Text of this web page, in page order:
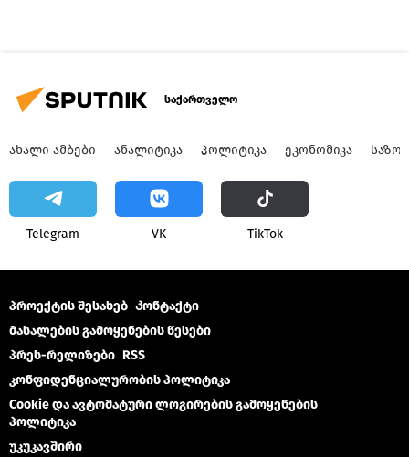
საქართველო
ᲐᲮᲐᲚᲘ ᲐᲛᲑᲔᲑᲘ ᲐᲜᲐᲚᲘᲢᲘᲙᲐ ᲞᲝᲚᲘᲢᲘᲙᲐ ᲔᲙᲝᲜᲝᲛᲘᲙᲐ
Telegram VK ТikТоk
პროექტის შესახებ Კონტაქტი
მასალების გამოყენების წესები
პრეს-რელიზები RSS
კონფიდენციალურობის პოლიტიკა
Cookie და ავტომატური ლოგირების გამოყენების
პოლიტიკა
უკუკავშირი